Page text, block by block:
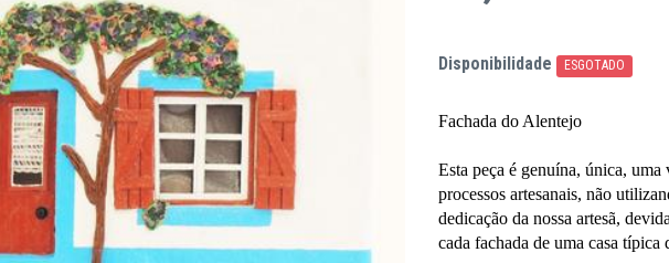
Disponibilidade ESGOTADO
Fachada do Alentejo
​Esta peça é genuína, única,
processos artesanais, não
dedicação da nossa artesã,
cada fachada de uma casa